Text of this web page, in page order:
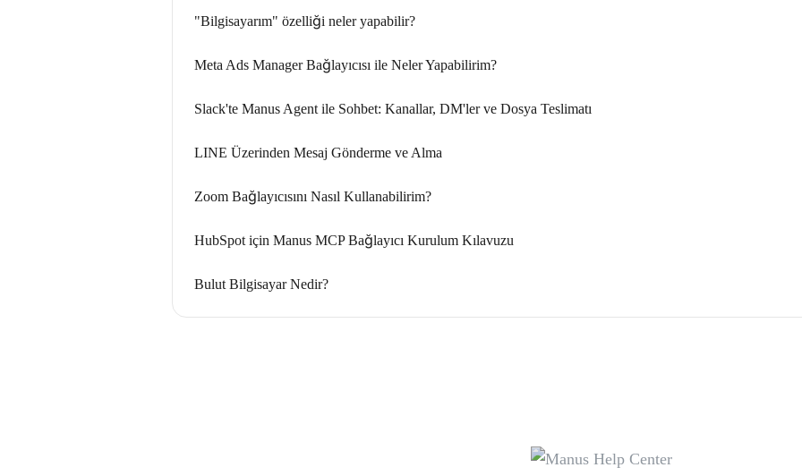
"Bilgisayarım" özelliği neler yapabilir?
Meta Ads Manager Bağlayıcısı ile Neler Yapabilirim?
Slack'te Manus Agent ile Sohbet: Kanallar, DM'ler ve Dosya Teslimatı
LINE Üzerinden Mesaj Gönderme ve Alma
Zoom Bağlayıcısını Nasıl Kullanabilirim?
HubSpot için Manus MCP Bağlayıcı Kurulum Kılavuzu
Bulut Bilgisayar Nedir?